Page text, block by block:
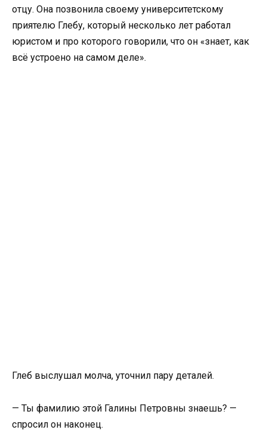
отцу. Она позвонила своему университетскому
приятелю Глебу, который несколько лет работал
юристом и про которого говорили, что он «знает, как
всё устроено на самом деле».
Глеб выслушал молча, уточнил пару деталей.
— Ты фамилию этой Галины Петровны знаешь? —
спросил он наконец.